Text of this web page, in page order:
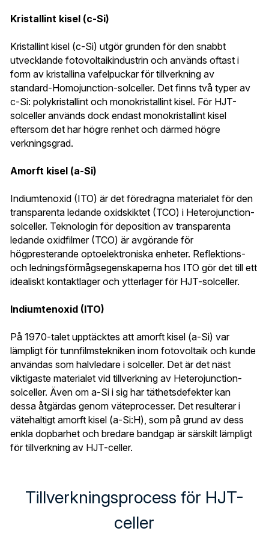
Kristallint kisel (c-Si)
Kristallint kisel (c-Si) utgör grunden för den snabbt
utvecklande fotovoltaikindustrin och används oftast i
form av kristallina vafelpuckar för tillverkning av
standard-Homojunction-solceller. Det finns två typer av
c-Si: polykristallint och monokristallint kisel. För HJT-
solceller används dock endast monokristallint kisel
eftersom det har högre renhet och därmed högre
verkningsgrad.
Amorft kisel (a-Si)
Indiumtenoxid (ITO) är det föredragna materialet för den
transparenta ledande oxidskiktet (TCO) i Heterojunction-
solceller. Teknologin för deposition av transparenta
ledande oxidfilmer (TCO) är avgörande för
högpresterande optoelektroniska enheter. Reflektions-
och ledningsförmågsegenskaperna hos ITO gör det till ett
idealiskt kontaktlager och ytterlager för HJT-solceller.
Indiumtenoxid (ITO)
På 1970-talet upptäcktes att amorft kisel (a-Si) var
lämpligt för tunnfilmstekniken inom fotovoltaik och kunde
användas som halvledare i solceller. Det är det näst
viktigaste materialet vid tillverkning av Heterojunction-
solceller. Även om a-Si i sig har täthetsdefekter kan
dessa åtgärdas genom väteprocesser. Det resulterar i
vätehaltigt amorft kisel (a-Si:H), som på grund av dess
enkla dopbarhet och bredare bandgap är särskilt lämpligt
för tillverkning av HJT-celler.
Tillverkningsprocess för HJT-
celler